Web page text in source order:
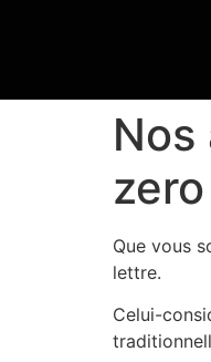
Que vous
lettre.
Celui-